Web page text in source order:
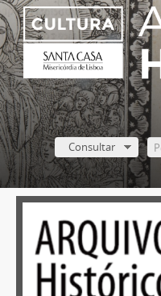
Consultar